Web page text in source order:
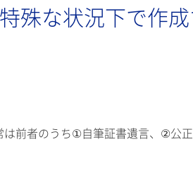
殊な状況下で作
前者のうち①自筆証書遺言、②公